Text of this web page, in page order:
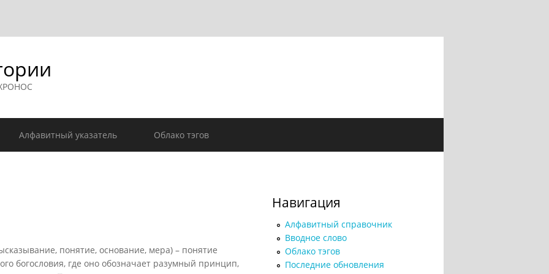
Алфавитный указатель Облако тэгов
понятие, основание, мера) – понятие
богословия, где оно обозначает разумный принцип,
Навигация
Алфавитный справочник
Вводное слово
Облако тэгов
Последние обновления